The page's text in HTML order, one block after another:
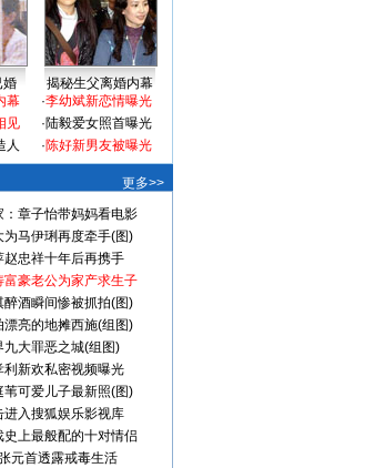
婚
揭秘生父离婚内幕
幕
见
人
·李幼斌新恋情曝光
·陆毅爱女照首曝光
·陈好新男友被曝光
更多>>
：章子怡带妈妈看电影
为马伊琍再度牵手(图)
赵忠祥十年后再携手
富豪老公为家产求生子
醉酒瞬间惨被抓拍(图)
漂亮的地摊西施(组图)
九大罪恶之城(组图)
利新欢私密视频曝光
苇可爱儿子最新照(图)
进入搜狐娱乐影视库
史上最般配的十对情侣
元首透露戒毒生活